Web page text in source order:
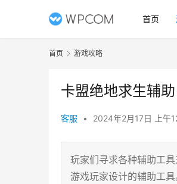
首页
首页 游戏攻略
卡盟绝地求生辅
客服 • 2024年2月17日 上午
玩家们寻求各种辅助工
游戏玩家设计的辅助工